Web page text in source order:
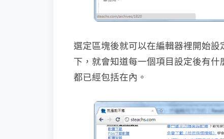
選定區塊後就可以在編輯器裡開始
下，就會知道每一個項目設定後有
都已經包括在內。